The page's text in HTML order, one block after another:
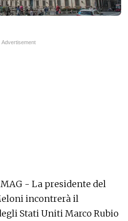
- La presidente del
incontrerà il
Stati Uniti Marco Rubio